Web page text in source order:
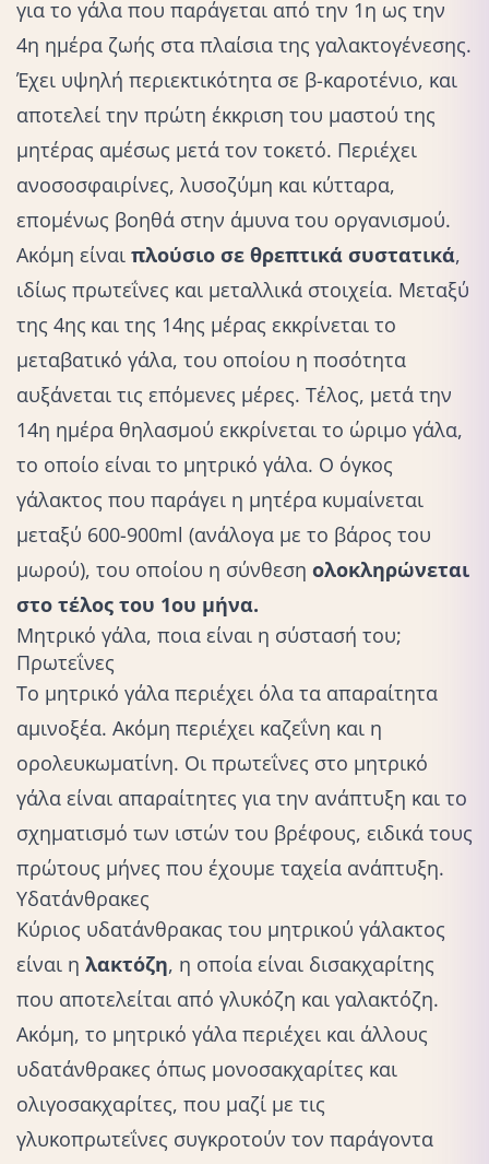
για το γάλα που παράγεται από την 1η ως την
4η ημέρα ζωής στα πλαίσια της γαλακτογένεσης.
Έχει υψηλή περιεκτικότητα σε β-καροτένιο, και
αποτελεί την πρώτη έκκριση του μαστού της
μητέρας αμέσως μετά τον τοκετό. Περιέχει
ανοσοσφαιρίνες, λυσοζύμη και κύτταρα,
επομένως βοηθά στην άμυνα του οργανισμού.
Ακόμη είναι πλούσιο σε θρεπτικά συστατικά,
ιδίως πρωτεΐνες και μεταλλικά στοιχεία. Μεταξύ
της 4ης και της 14ης μέρας εκκρίνεται το
μεταβατικό γάλα, του οποίου η ποσότητα
αυξάνεται τις επόμενες μέρες. Τέλος, μετά την
14η ημέρα θηλασμού εκκρίνεται το ώριμο γάλα,
το οποίο είναι το μητρικό γάλα. Ο όγκος
γάλακτος που παράγει η μητέρα κυμαίνεται
μεταξύ 600-900ml (ανάλογα με το βάρος του
μωρού), του οποίου η σύνθεση ολοκληρώνεται
στο τέλος του 1ου μήνα.
Μητρικό γάλα, ποια είναι η σύστασή του;
Πρωτεΐνες
Το μητρικό γάλα περιέχει όλα τα απαραίτητα
αμινοξέα. Ακόμη περιέχει καζεΐνη και η
ορολευκωματίνη. Οι πρωτεΐνες στο μητρικό
γάλα είναι απαραίτητες για την ανάπτυξη και το
σχηματισμό των ιστών του βρέφους, ειδικά τους
πρώτους μήνες που έχουμε ταχεία ανάπτυξη.
Υδατάνθρακες
Κύριος υδατάνθρακας του μητρικού γάλακτος
είναι η λακτόζη, η οποία είναι δισακχαρίτης
που αποτελείται από γλυκόζη και γαλακτόζη.
Ακόμη, το μητρικό γάλα περιέχει και άλλους
υδατάνθρακες όπως μονοσακχαρίτες και
ολιγοσακχαρίτες, που μαζί με τις
γλυκοπρωτεΐνες συγκροτούν τον παράγοντα